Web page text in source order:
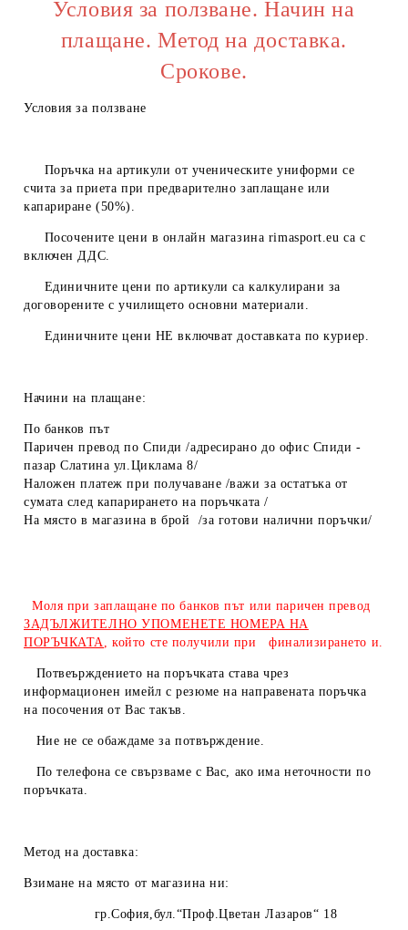
Условия за ползване. Начин на
плащане. Метод на доставка.
Срокове.
Условия за ползване
Поръчка на артикули от ученическите униформи се
счита за приета при предварително заплащане или
капариране (50%).
Посочените цени в онлайн магазина rimasport.eu са с
включен ДДС.
Единичните цени по артикули са калкулирани за
договорените с училището основни материали.
Единичните цени НЕвключват доставката по куриер.
Начини на плащане:
По банков път
Паричен превод по Спиди /адресирано до офис Спиди -
пазар Слатина ул.Циклама 8/
Наложен платеж при получаване /важи за остатъка от
сумата след капарирането на поръчката /
На място в магазина в брой /за готови налични поръчки/
Моля при заплащане по банков път или паричен превод
ЗАДЪЛЖИТЕЛНО УПОМЕНЕТЕ НОМЕРА НА
ПОРЪЧКАТА, който сте получили при финализирането и.
Потвеърждението на поръчката става чрез
информационен имейл с резюме на направената поръчка
на посочения от Вас такъв.
Ние не се обаждаме за потвърждение.
По телефона се свързваме с Вас, ако има неточности по
поръчката.
Метод на доставка:
Взимане на място от магазина ни:
гр.София,бул.“Проф.Цветан Лазаров“ 18